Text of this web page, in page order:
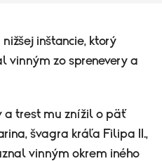
inštancie, ktorý
vinným zo sprenevery a
a trest mu znížil o päť
švagra kráľa Filipa II.,
vinným okrem iného